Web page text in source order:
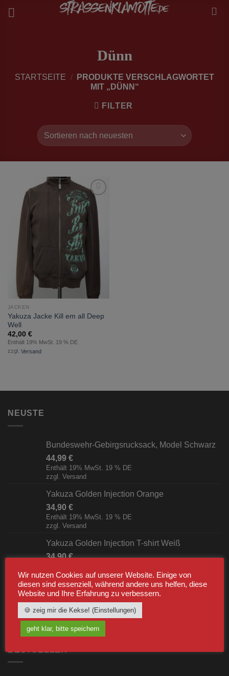
Inhalt
Dünn
STARTSEITE /
PRODUKTE VERSCHLAGWORTET
MIT „DÜNN“
FILTER
zur
Wunschliste
hinzufügen
JACKEN
Yakuza Jacke Kill em all Deep
Well
42,00 €
Enthält 19% MwSt. 19 % DE
zzgl. Versand
NEUSTE
Bundeswehr-Gebirgsrucksack, Model Schwarz
44,99 €
Enthält 19% MwSt. 19 % DE
zzgl. Versand
Yakuza Golden Injection Orange
34,90 €
Enthält 19% MwSt. 19 % DE
zzgl. Versand
Yakuza Golden Injection T-shirt Weiß
34,90€
zzgl.Versand
Yakuza The American Breakfast T-shirt Schwarz
34,90
€
Enthält 19% MwSt. 19 % DE
Wir nutzen Cookies auf unserer Website. Einige von
diesen sind essenziell, während andere uns helfen, diese
Website und Ihre Erfahrung zu verbessern.
🍪 zeig mir die Kekse! (Einstellungen)
geht klar, bitte speichern